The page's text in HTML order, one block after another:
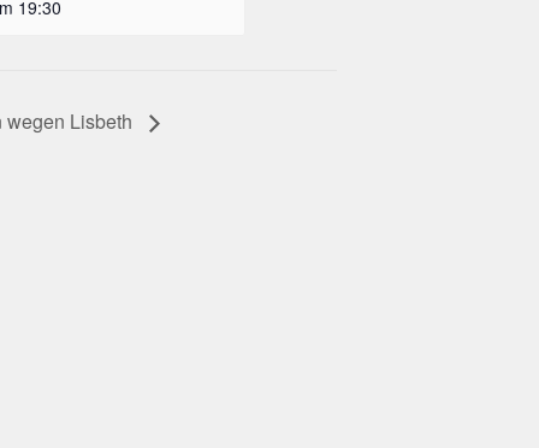
19:30
wegen Lisbeth